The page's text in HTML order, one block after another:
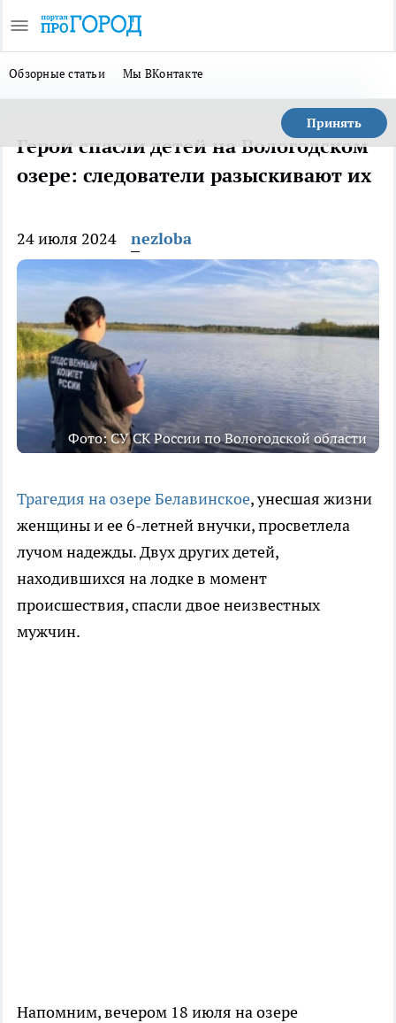
Обзорные статьи Мы ВКонтакте
Принять
Герои спасли детей на Вологодском
озере: следователи разыскивают их
24 июля 2024 nezloba
Фото: СУ СК России по Вологодской области
Трагедия на озере Белавинское, унесшая жизни
женщины и ее 6-летней внучки, просветлела
лучом надежды. Двух других детей,
находившихся на лодке в момент
происшествия, спасли двое неизвестных
мужчин.
Напомним, вечером 18 июля на озере